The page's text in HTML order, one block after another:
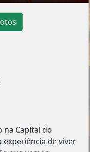
na Capital do
experiência de viver